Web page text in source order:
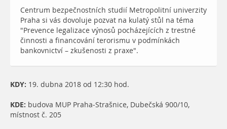
Centrum bezpečnostních studií Metropolitní univerzity
Praha si vás dovoluje pozvat na kulatý stůl na téma
"Prevence legalizace výnosů pocházejících z trestné
činnosti a financování terorismu v podmínkách
bankovnictví – zkušenosti z praxe".
KDY: 19. dubna 2018 od 12:30 hod.
KDE: budova MUP Praha-Strašnice, Dubečská 900/10,
místnost č. 205